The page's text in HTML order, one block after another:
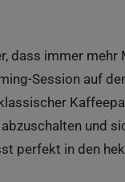
dass immer mehr
Session auf
und
perfekt in den